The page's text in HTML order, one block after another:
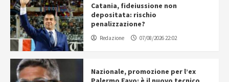
Catania, fideiussione non
depositata: rischio
penalizzazione?
Redazione 07/08/2026 22:02
Nazionale, promozione per l’ex